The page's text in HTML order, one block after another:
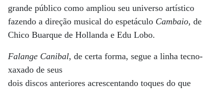
grande público como ampliou seu universo artístico
fazendo a direção musical do espetáculo Cambaio, de
Chico Buarque de Hollanda e Edu Lobo.
Falange Canibal, de certa forma, segue a linha tecno-
xaxado de seus
dois discos anteriores acrescentando toques do que